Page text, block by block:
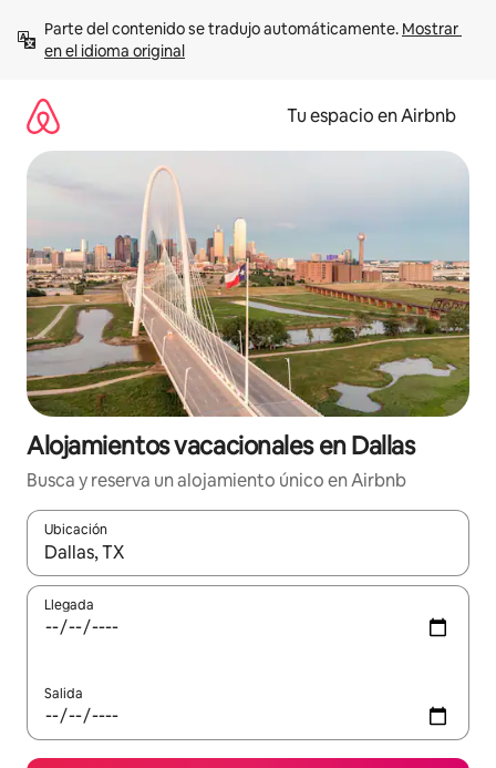
contenido
Parte del contenido se tradujo automáticamente. Mostrar
en el idioma original
Tu espacio en Airbnb
Alojamientos vacacionales en Dallas
Busca y reserva un alojamiento único en Airbnb
Ubicación
Cuando los resultados estén disponibles, podrás navegar
Llegada
Salida